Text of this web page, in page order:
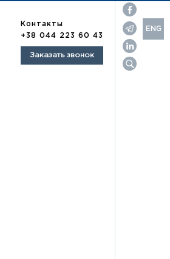
Контакты
+38 044 223 60 43
Заказать звонок
ENG